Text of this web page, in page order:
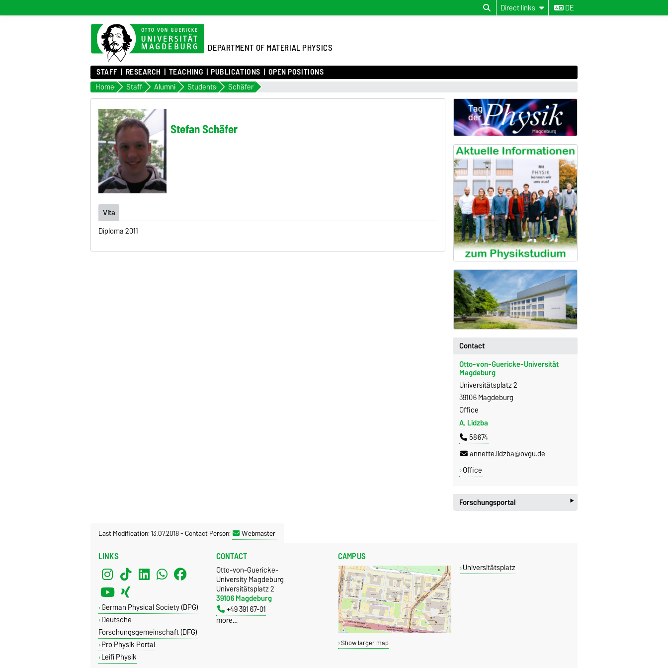
Direct links DE
DEPARTMENT OF MATERIAL PHYSICS
STAFF RESEARCH TEACHING PUBLICATIONS OPEN POSITIONS
Home Staff Alumni Students Schäfer
Stefan Schäfer
Vita
Diploma 2011
Contact
Otto-von-Guericke-Universität
Magdeburg
Universitätsplatz 2
39106 Magdeburg
Office
A. Lidzba
58674
annette.lidzba@ovgu.de
Office
Forschungsportal ‣
Last Modification: 13.07.2018-Contact Person: Webmaster
LINKS
German Physical Society (DPG)
Deutsche
Forschungsgemeinschaft (DFG)
Pro Physik Portal
Leifi Physik
CONTACT
Otto-von-Guericke-
University Magdeburg
Universitätsplatz 2
39106 Magdeburg
+49 391 67-01
more…
CAMPUS
Show larger map
Universitätsplatz